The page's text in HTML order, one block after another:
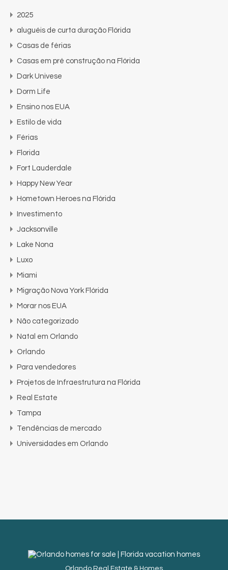
2025
aluguéis de curta duração Flórida
Casas de férias
Casas em pré construção na Flórida
Dark Univese
Dorm Life
Ensino nos EUA
Estilo de vida
Férias
Florida
Fort Lauderdale
Happy New Year
Hometown Heroes na Flórida
Investimento
Jacksonville
Lake Nona
Luxo
Miami
Migração Nova York Flórida
Morar nos EUA
Não categorizado
Natal em Orlando
Orlando
Para vendedores
Projetos de Infraestrutura na Flórida
Real Estate
Tampa
Tendências de mercado
Universidades em Orlando
Orlando Real Estate & Homes